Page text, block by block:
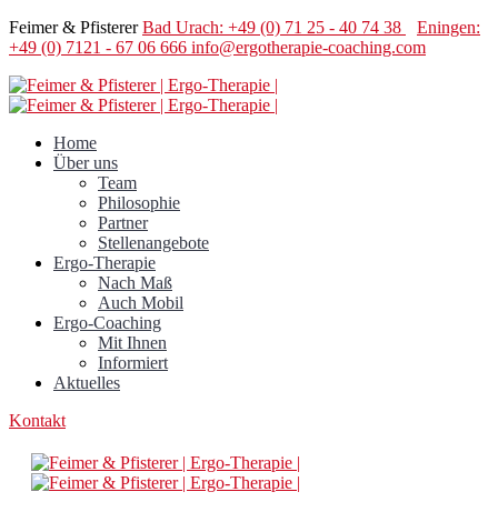
Feimer & PfistererBad Urach: +49 (0) 71 25 - 40 74 38
Eningen:
+49 (0) 7121 - 67 06 666 info@ergotherapie-coaching.com
Home
Über uns
Team
Philosophie
Partner
Stellenangebote
Ergo-Therapie
Nach Maß
Auch Mobil
Ergo-Coaching
Mit Ihnen
Informiert
Aktuelles
Kontakt